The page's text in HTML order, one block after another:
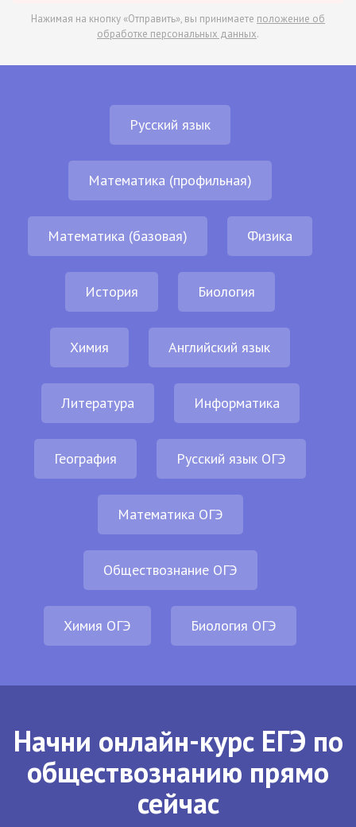
Нажимая на кнопку «Отправить», вы принимаете положение об
обработке персональных данных.
Русский язык
Математика (профильная)
Математика (базовая) Физика
История Биология
Химия Английский язык
Литература Информатика
География Русский язык ОГЭ
Математика ОГЭ
Обществознание ОГЭ
Химия ОГЭ Биология ОГЭ
Начни онлайн-курс ЕГЭ по
обществознанию прямо
сейчас